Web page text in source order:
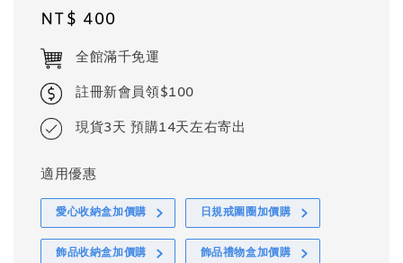
Regular
price
NT$ 400
全館滿千免運
註冊新會員領$100
現貨3天 預購14天左右寄出
適用優惠
愛心收納盒加價購 日規戒圍圈加價購
飾品收納盒加價購 飾品禮物盒加價購